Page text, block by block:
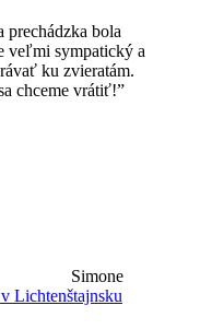
bola
veľmi sympatický a
ku zvieratám.
chceme vrátiť!”
Simone
Lichtenštajnsku